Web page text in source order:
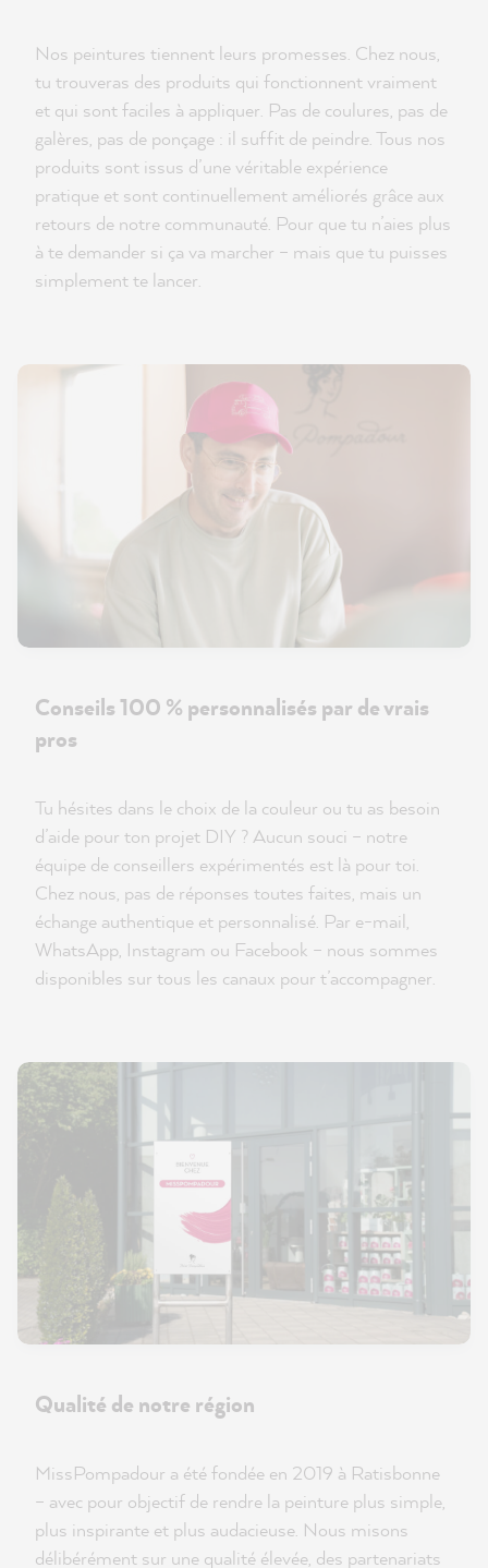
Nos peintures tiennent leurs promesses. Chez nous,
tu trouveras des produits qui fonctionnent vraiment
et qui sont faciles à appliquer. Pas de coulures, pas de
galères, pas de ponçage : il suffit de peindre. Tous nos
produits sont issus d’une véritable expérience
pratique et sont continuellement améliorés grâce aux
retours de notre communauté. Pour que tu n’aies plus
à te demander si ça va marcher – mais que tu puisses
simplement te lancer.
Conseils 100 % personnalisés par de vrais
pros
Tu hésites dans le choix de la couleur ou tu as besoin
d’aide pour ton projet DIY ? Aucun souci – notre
équipe de conseillers expérimentés est là pour toi.
Chez nous, pas de réponses toutes faites, mais un
échange authentique et personnalisé. Par e-mail,
WhatsApp, Instagram ou Facebook – nous sommes
disponibles sur tous les canaux pour t’accompagner.
Qualité de notre région
MissPompadour a été fondée en 2019 à Ratisbonne
– avec pour objectif de rendre la peinture plus simple,
plus inspirante et plus audacieuse. Nous misons
délibérément sur une qualité élevée, des partenariats